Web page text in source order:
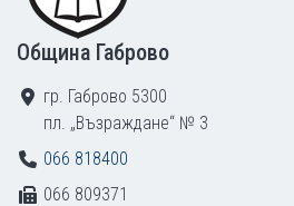
Община Габрово
гр. Габрово 5300
пл. „Възраждане“ № 3
066 818400
066 809371